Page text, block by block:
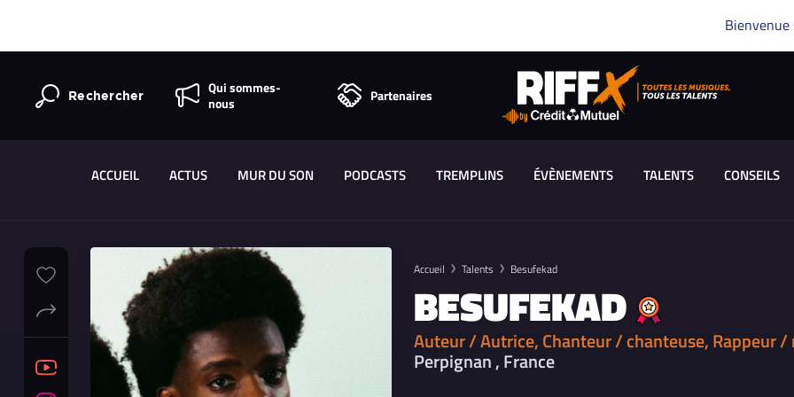
Bienvenue
Rechercher
Qui sommes-
nous
Partenaires
ACCUEIL ACTUS MUR DU SON PODCASTS TREMPLINS ÉVÈNEMENTS TALENTS CONSEILS
Accueil Talents Besufekad
BESUFEKAD
Auteur / Autrice, Chanteur / chanteuse, Rappeur /
Perpignan , France